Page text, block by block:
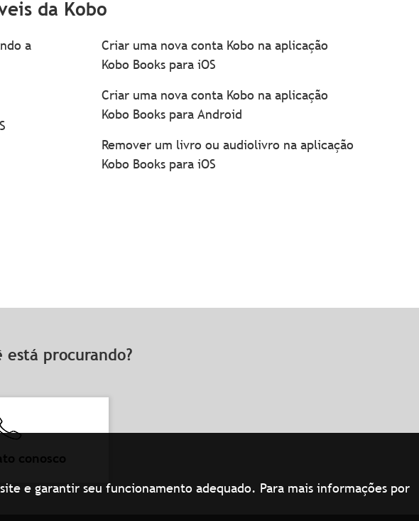
e garantir seu funcionamento adequado. Para mais informações por
da Kobo
a
Criar uma nova conta Kobo na aplicação
Kobo Books para iOS
Criar uma nova conta Kobo na aplicação
Kobo Books para Android
Remover um livro ou audiolivro na aplicação
Kobo Books para iOS
está procurando?
conosco